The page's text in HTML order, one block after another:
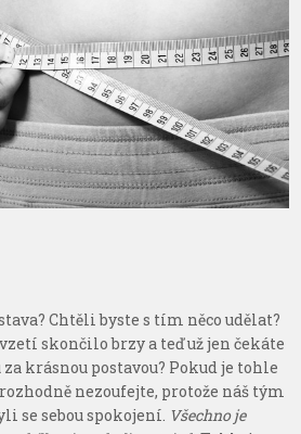
Chtěli byste s tím něco udělat?
skončilo brzy a teď už jen čekáte
krásnou postavou? Pokud je tohle
nezoufejte, protože náš tým
se sebou spokojení. Všechno je